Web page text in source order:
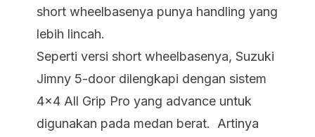
short wheelbasenya punya handling yang
lebih lincah.
Seperti versi short wheelbasenya, Suzuki
Jimny 5-door dilengkapi dengan sistem
4x4 All Grip Pro yang advance untuk
digunakan pada medan berat. Artinya